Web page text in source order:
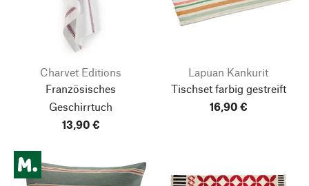
Charvet Editions
Französisches
Geschirrtuch
13,90 €
Lapuan Kankurit
Tischset farbig gestreift
16,90 €